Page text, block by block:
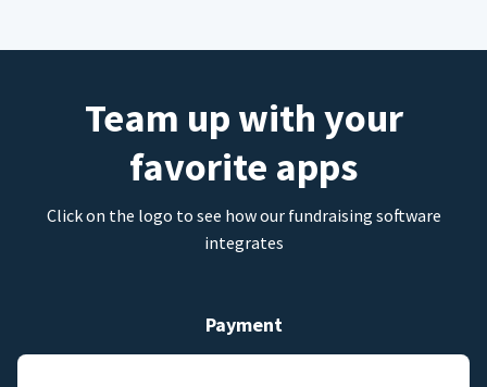
Team up with your
favorite apps
Click on the logo to see how our fundraising software
integrates
Payment